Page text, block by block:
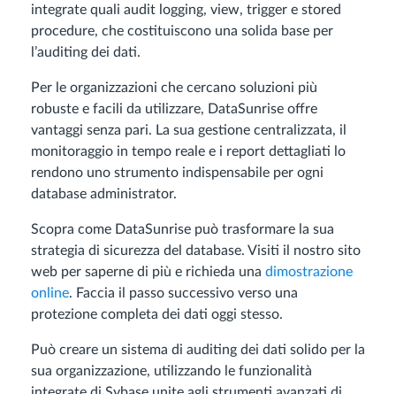
integrate quali audit logging, view, trigger e stored
procedure, che costituiscono una solida base per
l’auditing dei dati.
Per le organizzazioni che cercano soluzioni più
robuste e facili da utilizzare, DataSunrise offre
vantaggi senza pari. La sua gestione centralizzata, il
monitoraggio in tempo reale e i report dettagliati lo
rendono uno strumento indispensabile per ogni
database administrator.
Scopra come DataSunrise può trasformare la sua
strategia di sicurezza del database. Visiti il nostro sito
web per saperne di più e richieda una dimostrazione
online. Faccia il passo successivo verso una
protezione completa dei dati oggi stesso.
Può creare un sistema di auditing dei dati solido per la
sua organizzazione, utilizzando le funzionalità